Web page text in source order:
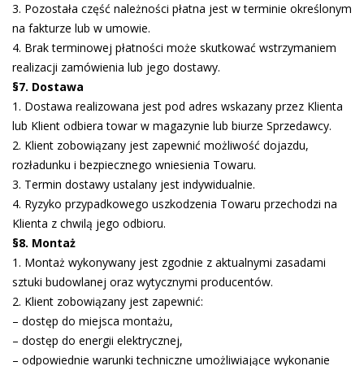
3. Pozostała część należności płatna jest w terminie określonym
na fakturze lub w umowie.
4. Brak terminowej płatności może skutkować wstrzymaniem
realizacji zamówienia lub jego dostawy.
§7. Dostawa
1. Dostawa realizowana jest pod adres wskazany przez Klienta
lub Klient odbiera towar w magazynie lub biurze Sprzedawcy.
2. Klient zobowiązany jest zapewnić możliwość dojazdu,
rozładunku i bezpiecznego wniesienia Towaru.
3. Termin dostawy ustalany jest indywidualnie.
4. Ryzyko przypadkowego uszkodzenia Towaru przechodzi na
Klienta z chwilą jego odbioru.
§8. Montaż
1. Montaż wykonywany jest zgodnie z aktualnymi zasadami
sztuki budowlanej oraz wytycznymi producentów.
2. Klient zobowiązany jest zapewnić:
– dostęp do miejsca montażu,
– dostęp do energii elektrycznej,
– odpowiednie warunki techniczne umożliwiające wykonanie